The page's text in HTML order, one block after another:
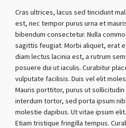
Cras ultrices, lacus sed tincidunt
est, nec tempor purus urna et
bibendum consectetur. Nulla
sagittis feugiat. Morbi aliquet, erat
diam lectus lacinia est, a rutrum
posuere dui ut iaculis. Curabitur
vulputate facilisis. Duis vel elit
Mauris porttitor, purus ut sollicitudin
interdum tortor, sed porta ipsum
molestie dapibus. Ut vitae ipsum
Etiam tristique fringilla tempus.